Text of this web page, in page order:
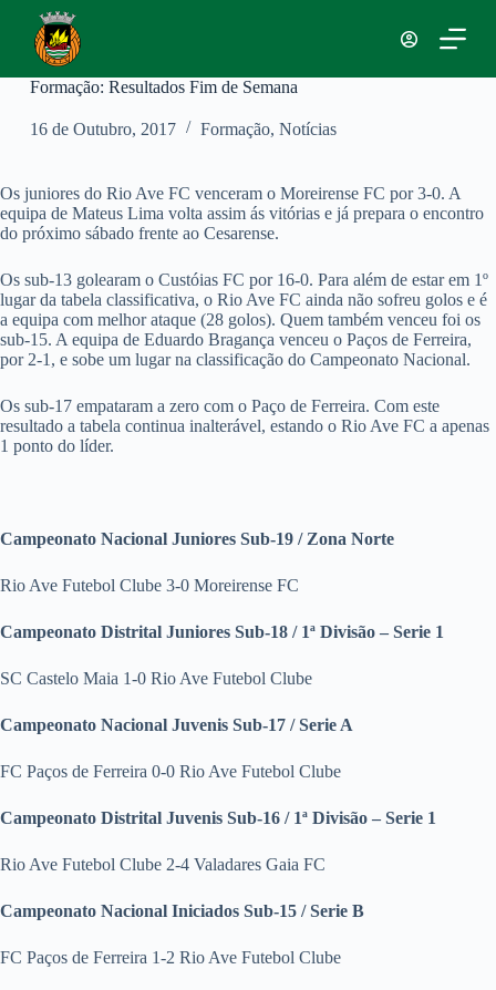
a
o
c
o
t
e
ú
d
o
Formação: Resultados Fim de Semana
16 de Outubro, 2017 Formação, Notícias
Os juniores do Rio Ave FC venceram o Moreirense FC por 3-0. A
equipa de Mateus Lima volta assim ás vitórias e já prepara o encontro
do próximo sábado frente ao Cesarense.
Os sub-13 golearam o Custóias FC por 16-0. Para além de estar em 1º
lugar da tabela classificativa, o Rio Ave FC ainda não sofreu golos e é
a equipa com melhor ataque (28 golos). Quem também venceu foi os
sub-15. A equipa de Eduardo Bragança venceu o Paços de Ferreira,
por 2-1, e sobe um lugar na classificação do Campeonato Nacional.
Os sub-17 empataram a zero com o Paço de Ferreira. Com este
resultado a tabela continua inalterável, estando o Rio Ave FC a apenas
1 ponto do líder.
Campeonato Nacional Juniores Sub-19 / Zona Norte
Rio Ave Futebol Clube 3-0 Moreirense FC
Campeonato Distrital Juniores Sub-18 / 1ª Divisão – Serie 1
SC Castelo Maia 1-0 Rio Ave Futebol Clube
Campeonato Nacional Juvenis Sub-17 / Serie A
FC Paços de Ferreira 0-0 Rio Ave Futebol Clube
Campeonato Distrital Juvenis Sub-16 / 1ª Divisão – Serie 1
Rio Ave Futebol Clube 2-4 Valadares Gaia FC
Campeonato Nacional Iniciados Sub-15 / Serie B
FC Paços de Ferreira 1-2 Rio Ave Futebol Clube